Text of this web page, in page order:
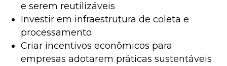
e serem reutilizáveis
Investir em infraestrutura de coleta e
processamento
Criar incentivos econômicos para
empresas adotarem práticas sustentáveis